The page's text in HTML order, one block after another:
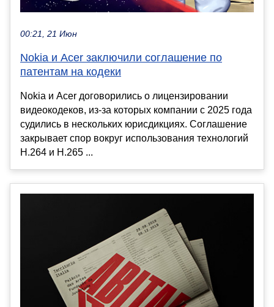
00:21, 21 Июн
Nokia и Acer заключили соглашение по
патентам на кодеки
Nokia и Acer договорились о лицензировании
видеокодеков, из-за которых компании с 2025 года
судились в нескольких юрисдикциях. Соглашение
закрывает спор вокруг использования технологий
H.264 и H.265 ...